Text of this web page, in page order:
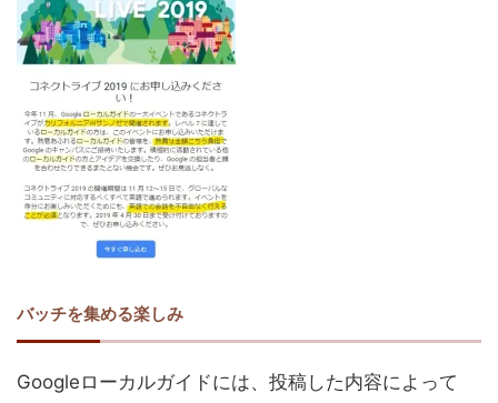
バッチを集める楽しみ
Googleローカルガイドには、投稿した内容によって